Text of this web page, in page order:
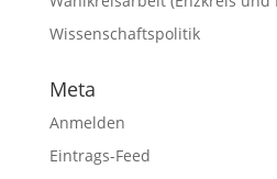
Wissenschaftspolitik
Meta
Anmelden
Eintrags-Feed